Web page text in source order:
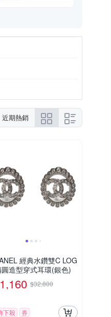
近期熱銷
經典水鑽雙C LOG
造型穿式耳環(銀色)
$32,800
下殺 券